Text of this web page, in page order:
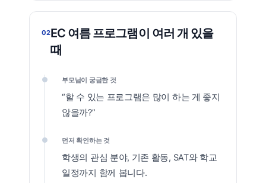
02EC 여름 프로그램이 여러 개 있을
때
부모님이 궁금한 것
“할 수 있는 프로그램은 많이 하는 게 좋지
않을까?”
먼저 확인하는 것
학생의 관심 분야, 기존 활동, SAT와 학교
일정까지 함께 봅니다.